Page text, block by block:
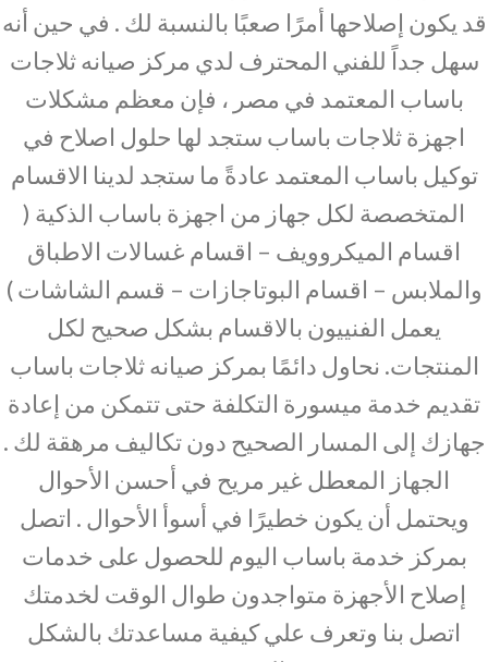
قد يكون إصلاحها أمرًا صعبًا بالنسبة لك . في حين أنه
سهل جداً للفني المحترف لدي مركز صيانه ثلاجات
باساب المعتمد في مصر ، فإن معظم مشكلات
اجهزة ثلاجات باساب ستجد لها حلول اصلاح في
توكيل باساب المعتمد عادةً ما ستجد لدينا الاقسام
المتخصصة لكل جهاز من اجهزة باساب الذكية (
اقسام الميكروويف – اقسام غسالات الاطباق
والملابس – اقسام البوتاجازات – قسم الشاشات )
يعمل الفنييون بالاقسام بشكل صحيح لكل
المنتجات. نحاول دائمًا بمركز صيانه ثلاجات باساب
تقديم خدمة ميسورة التكلفة حتى تتمكن من إعادة
جهازك إلى المسار الصحيح دون تكاليف مرهقة لك .
الجهاز المعطل غير مريح في أحسن الأحوال
ويحتمل أن يكون خطيرًا في أسوأ الأحوال . اتصل
بمركز خدمة باساب اليوم للحصول على خدمات
إصلاح الأجهزة متواجدون طوال الوقت لخدمتك
اتصل بنا وتعرف علي كيفية مساعدتك بالشكل